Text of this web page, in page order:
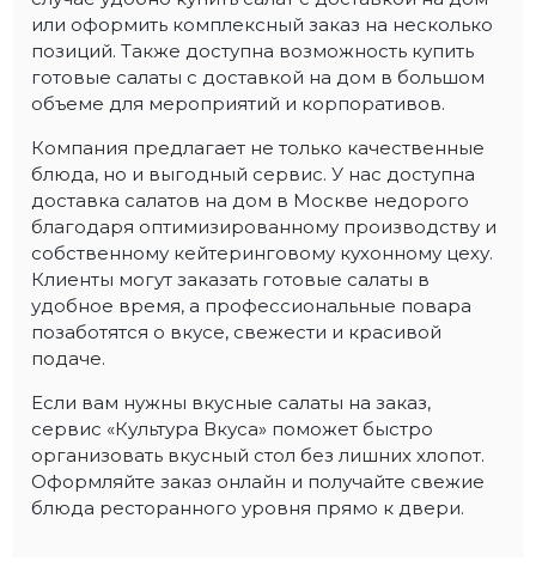
или оформить комплексный заказ на несколько
позиций. Также доступна возможность купить
готовые салаты с доставкой на дом в большом
объеме для мероприятий и корпоративов.
Компания предлагает не только качественные
блюда, но и выгодный сервис. У нас доступна
доставка салатов на дом в Москве недорого
благодаря оптимизированному производству и
собственному кейтеринговому кухонному цеху.
Клиенты могут заказать готовые салаты в
удобное время, а профессиональные повара
позаботятся о вкусе, свежести и красивой
подаче.
Если вам нужны вкусные салаты на заказ,
сервис «Культура Вкуса» поможет быстро
организовать вкусный стол без лишних хлопот.
Оформляйте заказ онлайн и получайте свежие
блюда ресторанного уровня прямо к двери.